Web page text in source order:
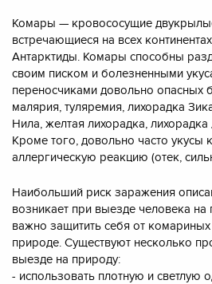
Комары — кровососущие
встречающиеся на всех
Антарктиды. Комары способны
своим писком и болезненными
переносчиками довольно опасных
малярия, туляремия, лихорадка
Нила, желтая лихорадка,
Кроме того, довольно часто
аллергическую реакцию (отек,
Наибольший риск заражения
возникает при выезде человека на
важно защитить себя от комариных
природе. Существуют несколько
выезде на природу:
- использовать плотную и светлую